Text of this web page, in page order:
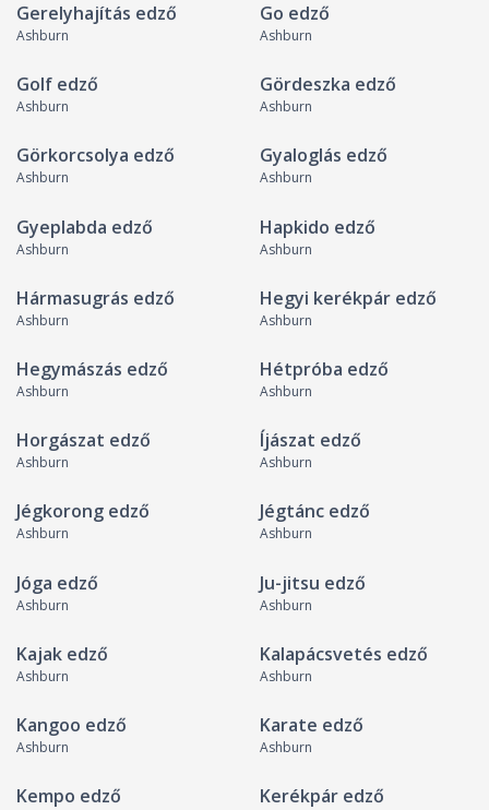
Gerelyhajítás edző
Ashburn
Go edző
Ashburn
Golf edző
Ashburn
Gördeszka edző
Ashburn
Görkorcsolya edző
Ashburn
Gyaloglás edző
Ashburn
Gyeplabda edző
Ashburn
Hapkido edző
Ashburn
Hármasugrás edző
Ashburn
Hegyi kerékpár edző
Ashburn
Hegymászás edző
Ashburn
Hétpróba edző
Ashburn
Horgászat edző
Ashburn
Íjászat edző
Ashburn
Jégkorong edző
Ashburn
Jégtánc edző
Ashburn
Jóga edző
Ashburn
Ju-jitsu edző
Ashburn
Kajak edző
Ashburn
Kalapácsvetés edző
Ashburn
Kangoo edző
Ashburn
Karate edző
Ashburn
Kempo edző Kerékpár edző